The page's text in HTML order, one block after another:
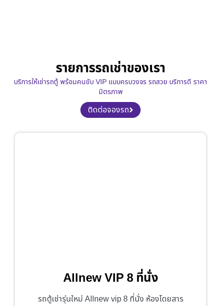
รายการรถเช่าของเรา
บริการให้เช่ารถตู้ พร้อมคนขับ VIP แบบครบวงจร รถสวย บริการดี ราคา
มิตรภาพ
ติดต่อจองรถ
Allnew VIP 8 ที่นั่ง
รถตู้เช่ารุ่นใหม่ Allnew vip 8 ที่นั่ง ห้องโดยสาร